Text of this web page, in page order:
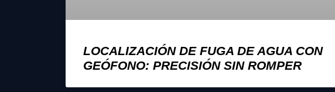
LOCALIZACIÓN DE FUGA DE AGUA CON
GEÓFONO: PRECISIÓN SIN ROMPER